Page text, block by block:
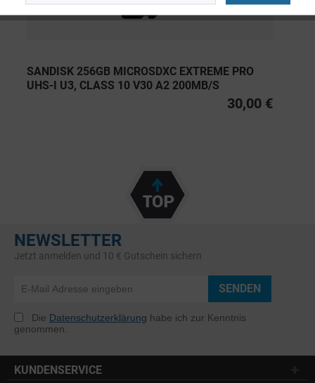
SANDISK 256GB MICROSDXC EXTREME PRO
UHS-I U3, CLASS 10 V30 A2 200MB/S
30,00 €
NEWSLETTER
Jetzt anmelden und 10 € Gutschein sichern
SENDEN
Die Datenschutzerklärung habe ich zur Kenntnis
genommen.
KUNDENSERVICE